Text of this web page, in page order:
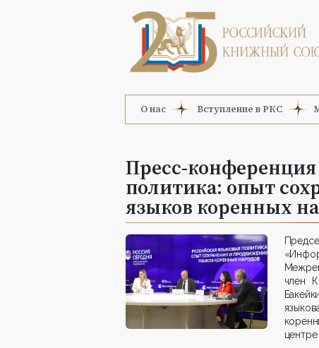
О нас Вступление в РКС
Пресс-конференция
политика: опыт
языков коренных
член